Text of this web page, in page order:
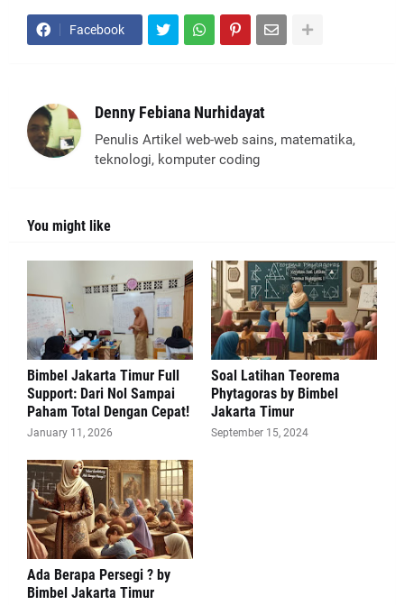
Facebook
Denny Febiana Nurhidayat
Penulis Artikel web-web sains, matematika,
teknologi, komputer coding
You might like
Bimbel Jakarta Timur Full
Support: Dari Nol Sampai
Paham Total Dengan Cepat!
January 11, 2026
Soal Latihan Teorema
Phytagoras by Bimbel
Jakarta Timur
September 15, 2024
Ada Berapa Persegi ? by
Bimbel Jakarta Timur